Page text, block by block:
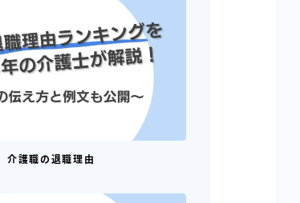
介護職の退職理由